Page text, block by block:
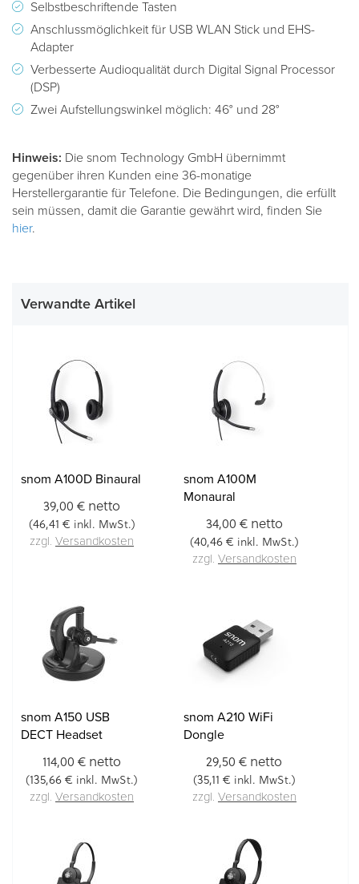
Selbstbeschriftende Tasten
Anschlussmöglichkeit für USB WLAN Stick und EHS-
Adapter
Verbesserte Audioqualität durch Digital Signal Processor
(DSP)
Zwei Aufstellungswinkel möglich: 46° und 28°
Hinweis: Die snom Technology GmbH übernimmt
gegenüber ihren Kunden eine 36-monatige
Herstellergarantie für Telefone. Die Bedingungen, die erfüllt
sein müssen, damit die Garantie gewährt wird, finden Sie
hier.
Verwandte Artikel
snom A100D Binaural
39,00 € netto
(46,41 € inkl. MwSt.)
zzgl. Versandkosten
snom A100M
Monaural
34,00 €netto
(40,46 € inkl. MwSt.)
zzgl. Versandkosten
snom A150 USB
DECT Headset
114,00 € netto
(135,66 € inkl. MwSt.)
zzgl. Versandkosten
snom A210 WiFi
Dongle
29,50 € netto
(35,11 € inkl. MwSt.)
zzgl. Versandkosten